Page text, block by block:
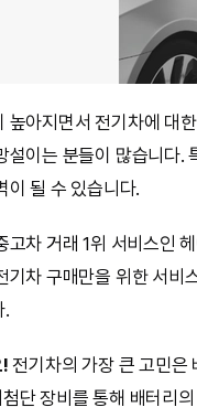
아지면서 전기차에 대
이는 분들이 많습니다.
이 될 수 있습니다.
고차 거래 1위 서비스인
차 구매만을 위한 서비
.
전기차의 가장 큰 고민은
단 장비를 통해 배터리